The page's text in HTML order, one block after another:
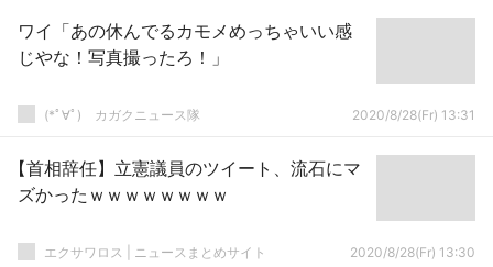
ワイ「あの休んでるカモメめっちゃいい感
じやな！写真撮ったろ！」
(*ﾟ∀ﾟ)ゞカガクニュース隊 2020/8/28(Fr) 13:31
【首相辞任】立憲議員のツイート、流石にマ
ズかったｗｗｗｗｗｗｗｗ
エクサワロス | ニュースまとめサイト 2020/8/28(Fr) 13:30